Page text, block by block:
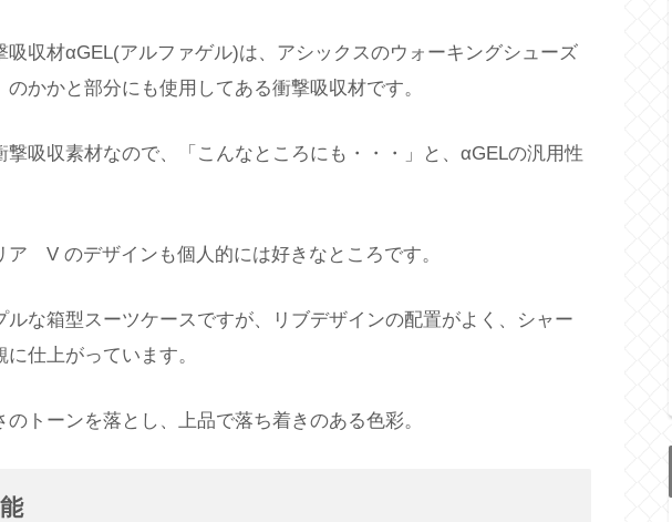
吸収材αGEL(アルファゲル)は、アシックスのウォーキングシューズ
のかかと部分にも使用してある衝撃吸収材です。
吸収素材なので、「こんなところにも・・・」と、αGELの汎用性
ア V のデザインも個人的には好きなところです。
な箱型スーツケースですが、リブデザインの配置がよく、シャー
仕上がっています。
トーンを落とし、上品で落ち着きのある色彩。